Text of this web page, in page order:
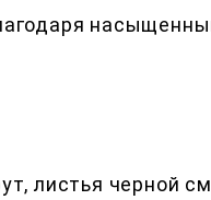
листья черной